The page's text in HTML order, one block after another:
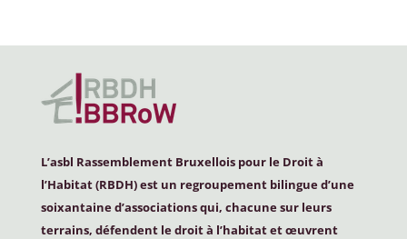
L’asbl Rassemblement Bruxellois pour le Droit à
l’Habitat (RBDH) est un regroupement bilingue d’une
soixantaine d’associations qui, chacune sur leurs
terrains, défendent le droit à l’habitat et œuvrent